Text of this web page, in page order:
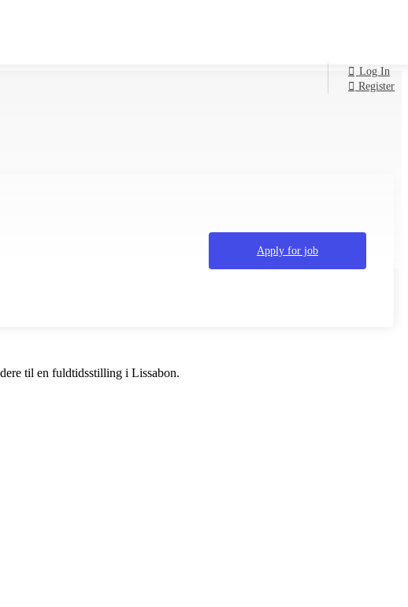
Log In
Register
Apply for job
til en fuldtidsstilling i Lissabon.